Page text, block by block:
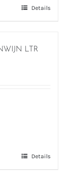
Details
LTR
Details